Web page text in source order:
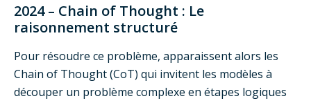
2024 – Chain of Thought : Le
raisonnement structuré
Pour résoudre ce problème, apparaissent alors les
Chain of Thought (CoT) qui invitent les modèles à
découper un problème complexe en étapes logiques